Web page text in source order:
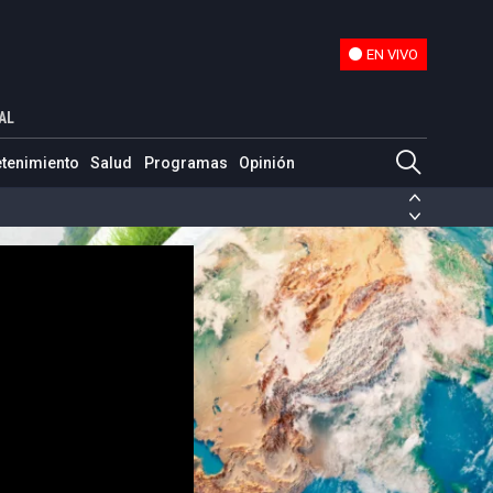
EN VIVO
Salud Programas Opinión
de las FARC
Nicolás Maduro